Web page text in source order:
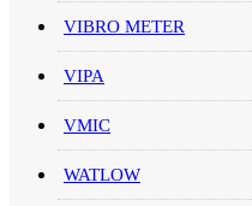
VIBRO METER
VIPA
VMIC
WATLOW